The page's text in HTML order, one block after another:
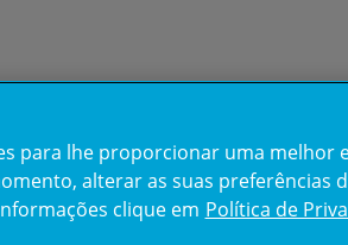
para lhe proporcionar uma melhor
alterar as suas preferências
clique em Política de